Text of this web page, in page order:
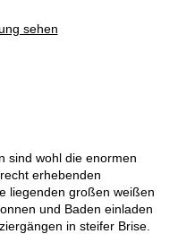
sehen
sind wohl die enormen
erhebenden
liegenden großen weißen
und Baden einladen
in steifer Brise.